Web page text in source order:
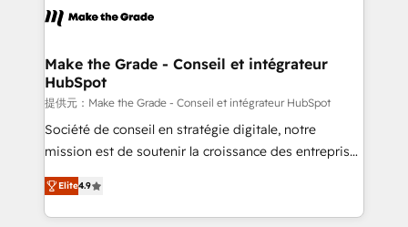
new HubSpot portal with Advanced Website and
CRM Migrations using our in-house "HubScrub" Tool.
worldwide, and with over 15 years in the ecosystem,
One company, one operating model, delivering
across offices and consulting teams in the UK, USA,
Canada, Germany, France, Belgium, Singapore, and
South Africa. Certified compliant with ISO/IEC
27001:2022 and ISO 9001:2015 across all seven
Make the Grade - Conseil et intégrateur
HubSpot
提供元：Make the Grade - Conseil et intégrateur HubSpot
Société de conseil en stratégie digitale, notre
mission est de soutenir la croissance des entreprises
B2B à travers l’acquisition de nouveaux clients,
l'intégration CRM et le développement des revenus
auprès de vos comptes existants. En France et à
Elite4.9